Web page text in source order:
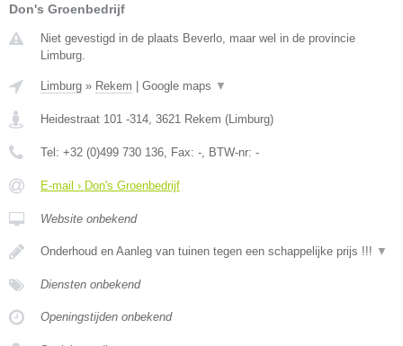
Don's Groenbedrijf
Niet gevestigd in de plaats Beverlo, maar wel in de provincie
Limburg.
Limburg » Rekem | Google maps ▼
Heidestraat 101 -314 3621 Rekem (Limburg)
Tel: +32 (0)499 730 136 , Fax: - , BTW-nr: -
E-mail › Don's Groenbedrijf
Website onbekend
Onderhoud en Aanleg van tuinen tegen een schappelijke prijs !!! ▼
Diensten onbekend
Openingstijden onbekend